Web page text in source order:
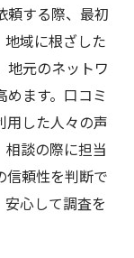
機材の活用
認方法
アフターケ
不倫調査を
ておくべき
頼する際、最初
地域に根ざした
地元のネットワ
ます。口コミ
用した人々の声
談の際に担当
信頼性を判断で
心して調査を